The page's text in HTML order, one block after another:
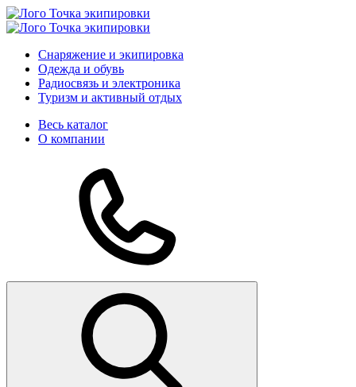
Снаряжение и экипировка
Одежда и обувь
Радиосвязь и электроника
Туризм и активный отдых
Весь каталог
О компании